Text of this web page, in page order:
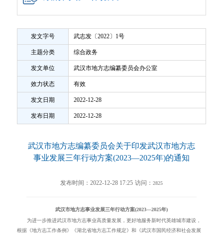
发文字号 武志发〔2022〕1号
主题分类 综合政务
发文单位 武汉市地方志编纂委员会办公室
效力状态 有效
发文日期 2022-12-28
发布日期 2022-12-28
武汉市地方志编纂委员会关于印发武汉市地方志
事业发展三年行动方案(2023—2025年)的通知
发布时间：2022-12-28 17:25 访问： 2825
武汉市地方志事业发展三年行动方案(2023—2025年)
为进一步推进武汉市地方志事业高质量发展，更好地服务新时代英雄城市建设，
根据《地方志工作条例》《湖北省地方志工作规定》和《武汉市国民经济和社会发展